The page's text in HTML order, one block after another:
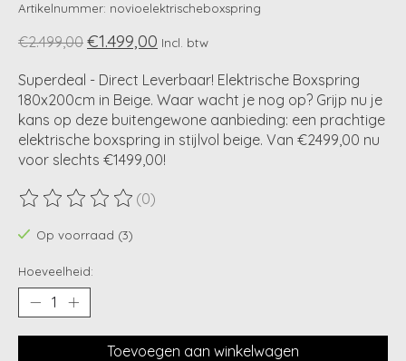
Artikelnummer: novioelektrischeboxspring
€2.499,00 €1.499,00 Incl. btw
Superdeal - Direct Leverbaar! Elektrische Boxspring
180x200cm in Beige. Waar wacht je nog op? Grijp nu je
kans op deze buitengewone aanbieding: een prachtige
elektrische boxspring in stijlvol beige. Van €2499,00 nu
voor slechts €1499,00!
De beoordeling van dit product is
(0)
Op voorraad (3)
Hoeveelheid:
Toevoegen aan winkelwagen